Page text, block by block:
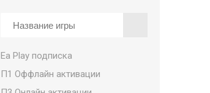
Ea Play подписка
П1 Оффлайн активации